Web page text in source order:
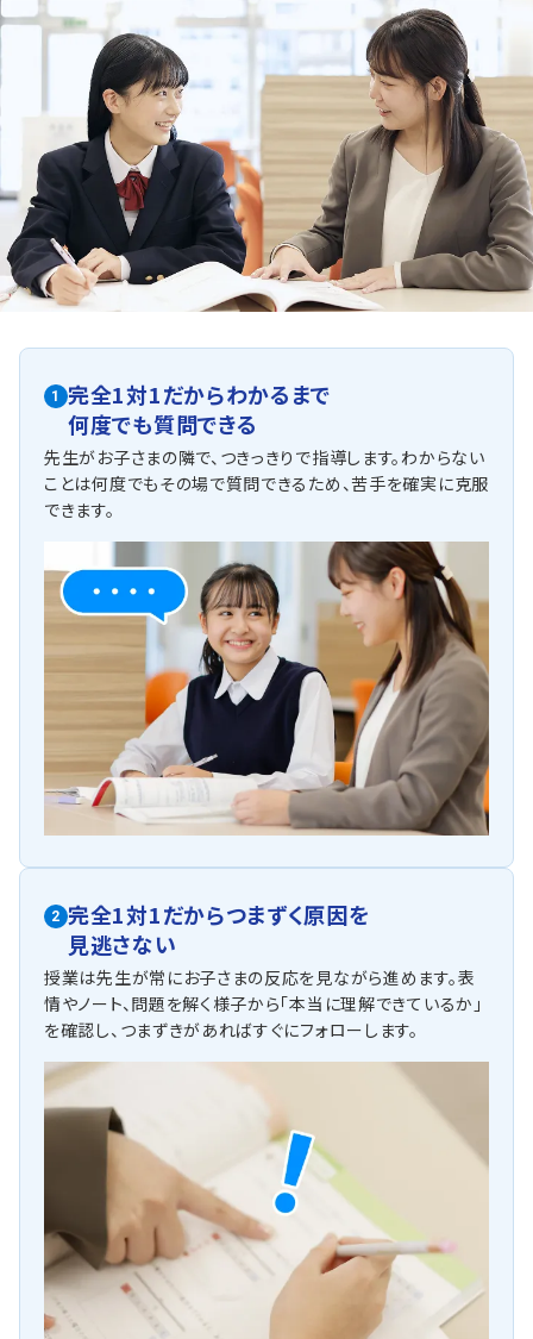
・私立入試対策コース
・定期テスト・内申点対策コース
田光中学校
頑張っただけ定期テストの結果が出る学校だと思います。
入試対策を直前からスタートする生徒さんが多いので、受
験対策は遅れを取らないように早めのうちからはじめるこ
とをお勧めします。
私立中学校
新瑞橋駅を利用する中高一貫校の生徒さんがトライを多く
利用しています。
一貫校は学校によって教科書や進度が違うため、マンツー
マンのトライを選ばれる生徒さんが多くみえます。
本城中学・汐路中学・新郊中学・東海中学・南山女子中学・滝中
学・愛知淑徳中学・愛知中学・名古屋中学・椙山女学園中学
金城学院中学・名古屋女子中学・愛工大附中学・名経大高蔵中学・
愛知中学
1
完全1対1だからわかるまで
何度でも質問できる
先生がお子さまの隣で、つきっきりで指導します。わからない
ことは何度でもその場で質問できるため、苦手を確実に克服
できます。
2 完全1対1だからつまずく原因を
見逃さない
授業は先生が常にお子さまの反応を見ながら進めます。表
情やノート、問題を解く様子から「本当に理解できているか」
を確認し、つまずきがあればすぐにフォローします。